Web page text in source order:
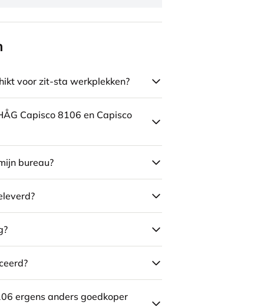
voor zit-sta werkplekken?
Capisco 8106 en Capisco
bureau?
ergens anders goedkoper